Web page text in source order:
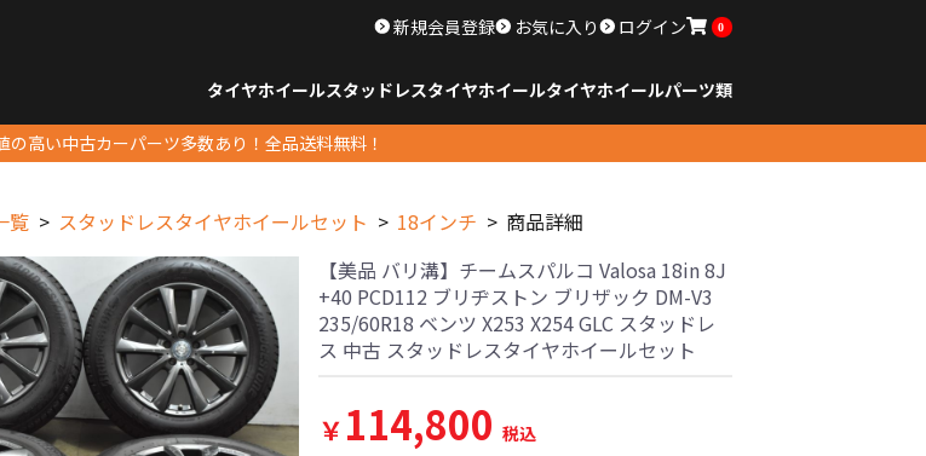
新規会員登録 お気に入り ログイン 0
タイヤホイールスタッドレスタイヤホイールタイヤホイールパーツ類
の高い中古カーパーツ多数あり！全品送料無料！
覧 スタッドレスタイヤホイールセット 18インチ 商品詳細
【美品 バリ溝】チームスパルコ Valosa 18in 8J
+40 PCD112 ブリヂストン ブリザック DM-V3
235/60R18 ベンツ X253 X254 GLC スタッドレ
ス 中古 スタッドレスタイヤホイールセット
￥ 114,800 税込